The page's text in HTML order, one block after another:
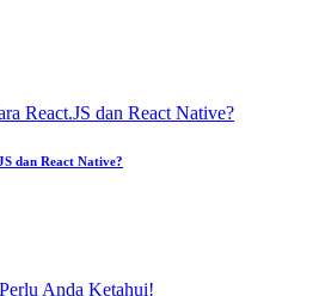
dan React Native?